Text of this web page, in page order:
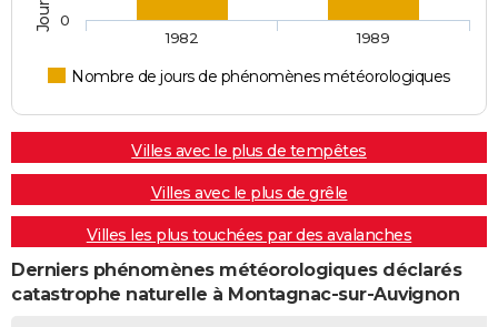
Nombre de jours de phénomènes météorologiques
1982 1989
0
Villes avec le plus de tempêtes
Villes avec le plus de grêle
Villes les plus touchées par des avalanches
Derniers phénomènes météorologiques déclarés
catastrophe naturelle à Montagnac-sur-Auvignon